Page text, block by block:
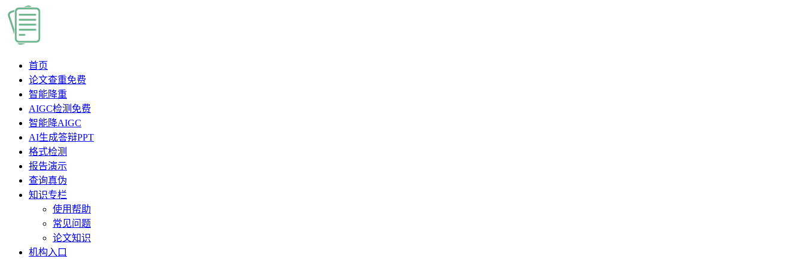
首页
论文查重免费
智能降重
AIGC检测 免费
智能降AIGC
AI生成答辩PPT
格式检测
报告演示
查询真伪
知识专栏
使用帮助
常见问题
论文知识
机构入口